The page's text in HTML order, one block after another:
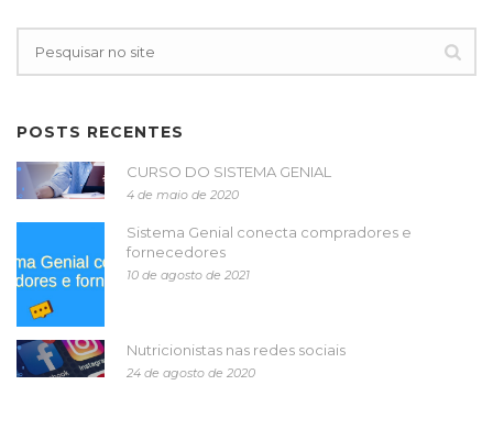
POSTS RECENTES
CURSO DO SISTEMA GENIAL
4 de maio de 2020
Sistema Genial conecta compradores e
fornecedores
10 de agosto de 2021
Nutricionistas nas redes sociais
24 de agosto de 2020